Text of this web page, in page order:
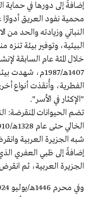
إضافةً إلى دورها في حماية
محمية نفود العريق
النباتي وزيادته والحد
البيئية، وتوفير بيئة تنزه
خلال المئة عام السابقة
1407هـ/1987م،
الفطرية، وأُنقذت أنواع
"الإكثار في الأسر".
تضم الحيوانات المنقرضة:
شبه الجزيرة العربية
إضافةً إلى ظبي العفري
الجزيرة العربية، ثم